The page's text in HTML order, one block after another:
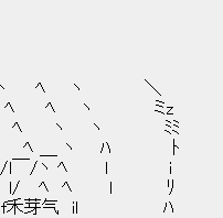
ﾍ ヽ ＼
ヽ ミz
ヽ ヽ ﾐﾐ
＿ ヽ ﾊ ﾄ
-/l￣/ヽ ﾍ l i
l/ l/ ﾍ ﾍ l ﾘ
f禾芽气 il ﾊ